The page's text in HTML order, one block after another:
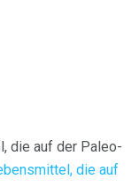
die auf der Paleo-
die auf